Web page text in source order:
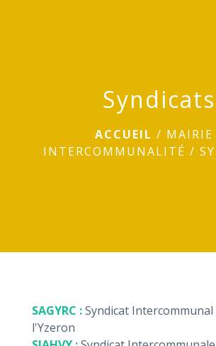
Syndicats
ACCUEIL / MAIRIE
INTERCOMMUNALITÉ /
SAGYRC :Syndicat Intercommunal
l'Yzeron